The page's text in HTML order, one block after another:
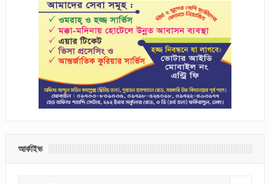
আর্কাইভ
আর্কাইভ